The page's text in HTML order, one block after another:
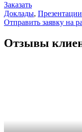
Заказать
Доклады, Презентации
Отправить заявку на
Отзывы